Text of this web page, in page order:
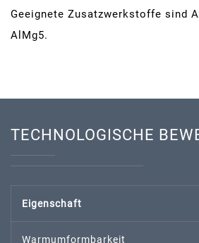
Geeignete Zusatzwerkstoffe sind
AlMg5.
TECHNOLOGISCHE
Eigenschaft
Warmumformbarkeit